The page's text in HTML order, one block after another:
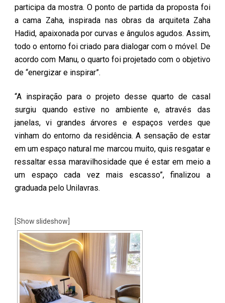
participa da mostra. O ponto de partida da proposta foi
a cama Zaha, inspirada nas obras da arquiteta Zaha
Hadid, apaixonada por curvas e ângulos agudos. Assim,
todo o entorno foi criado para dialogar com o móvel. De
acordo com Manu, o quarto foi projetado com o objetivo
de “energizar e inspirar”.
“A inspiração para o projeto desse quarto de casal
surgiu quando estive no ambiente e, através das
janelas, vi grandes árvores e espaços verdes que
vinham do entorno da residência. A sensação de estar
em um espaço natural me marcou muito, quis resgatar e
ressaltar essa maravilhosidade que é estar em meio a
um espaço cada vez mais escasso”, finalizou a
graduada pelo Unilavras.
[Show slideshow]